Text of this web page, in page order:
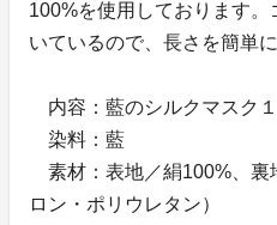
100%を使用しております
いているので、長さを簡単
内容：藍のシルクマスク
染料：藍
素材：表地／絹100%、裏
ロン・ポリウレタン）